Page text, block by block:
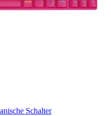
Schalter